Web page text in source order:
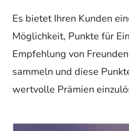
Es bietet Ihren Kunden
Möglichkeit, Punkte für
Empfehlung von
sammeln und diese
wertvolle Prämien